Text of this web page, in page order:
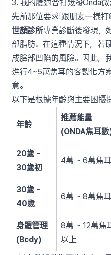
3. 我的臉適合打幾發Onda微
先前那位要求「跟朋友一樣
世顏診所專業診斷後發現，
部脂肪。在這種情況下，若
成臉部凹陷的風險。因此，
進行4~5萬焦耳的客製化方
意。
以下是根據年齡與主要困擾
年齡
推薦能量
(ONDA焦耳數
20歲 ~
30歲初
4萬 ~ 6萬焦耳
30歲 ~
40歲
6萬 ~ 8萬焦耳
身體管理
(Body)
8萬 ~ 12萬焦
以上